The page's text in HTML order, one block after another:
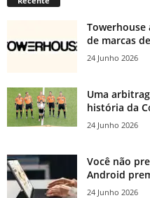
Towerhouse
de marcas
24 Junho 2026
Uma
história da
24 Junho 2026
Você não
Android
24 Junho 2026